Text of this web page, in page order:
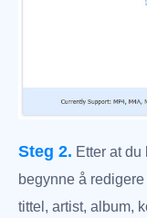
Steg 2. Etter at
begynne å
tittel, artist, album,